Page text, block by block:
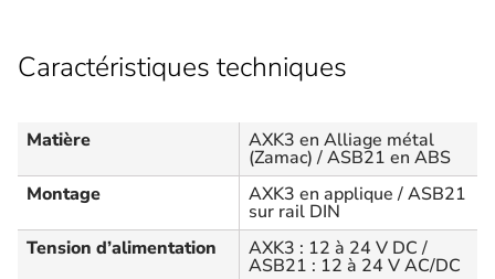
Caractéristiques techniques
Matière AXK3 en Alliage métal
(Zamac) / ASB21 en ABS
Montage
AXK3 en applique / ASB21
sur rail DIN
Tension d’alimentation
AXK3 : 12 à 24 V DC /
ASB21 : 12 à 24 V AC/DC